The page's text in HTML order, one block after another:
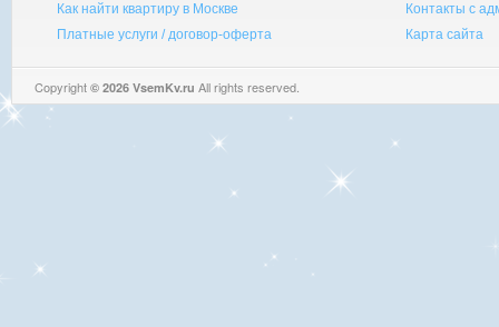
Как найти квартиру в Москве
Платные услуги / договор-оферта
Контакты с
Карта сайта
Copyright © 2026 VsemKv.ru All rights reserved.